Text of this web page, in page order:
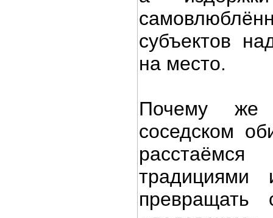
субъектов
на место.
Почему
соседском
традициями
превращать